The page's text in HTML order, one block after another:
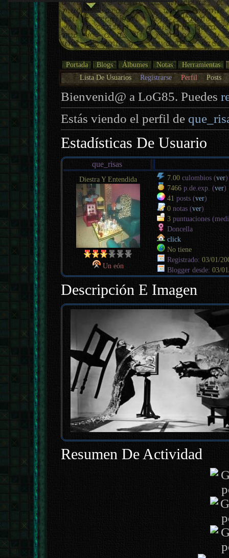
Portada Blogs Álbumes Notas
Herramientas
Lista De Usuarios
Registrarse Perfil Posts
Bienvenid@ a LoG85. Puedes
Estás viendo el perfil de
Estadísticas De Usuario
que_risas
Diestra Y Entendida
Un eón
7.00culombios (ver)
7466p.de.exp. (ver)
41 posts (ver)
0notas (ver)
3puntuaciones
Doncella
click
No tiene
Registrado: 03/01/
Blogger desde: 03/
Descripción E Imagen
Resumen De Actividad